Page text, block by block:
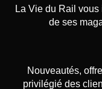
La Vie du Rail
de ses
Nouveautés,
privilégié des